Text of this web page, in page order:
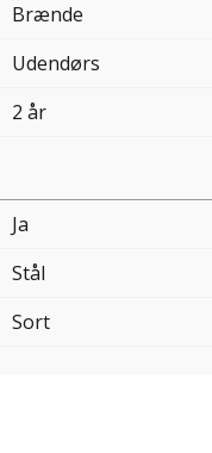
Brænde
Udendørs
2 år
Ja
Stål
Sort